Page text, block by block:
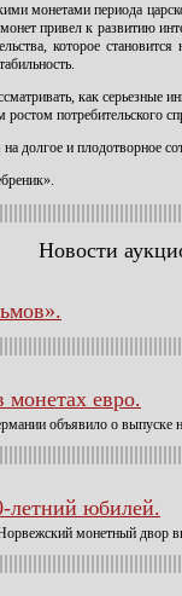
монетами периода
привел к развитию
которое
как серьезные
потребительского
и плодотворное
Новости
монетах евро.
объявило о
летний юбилей.
монетный